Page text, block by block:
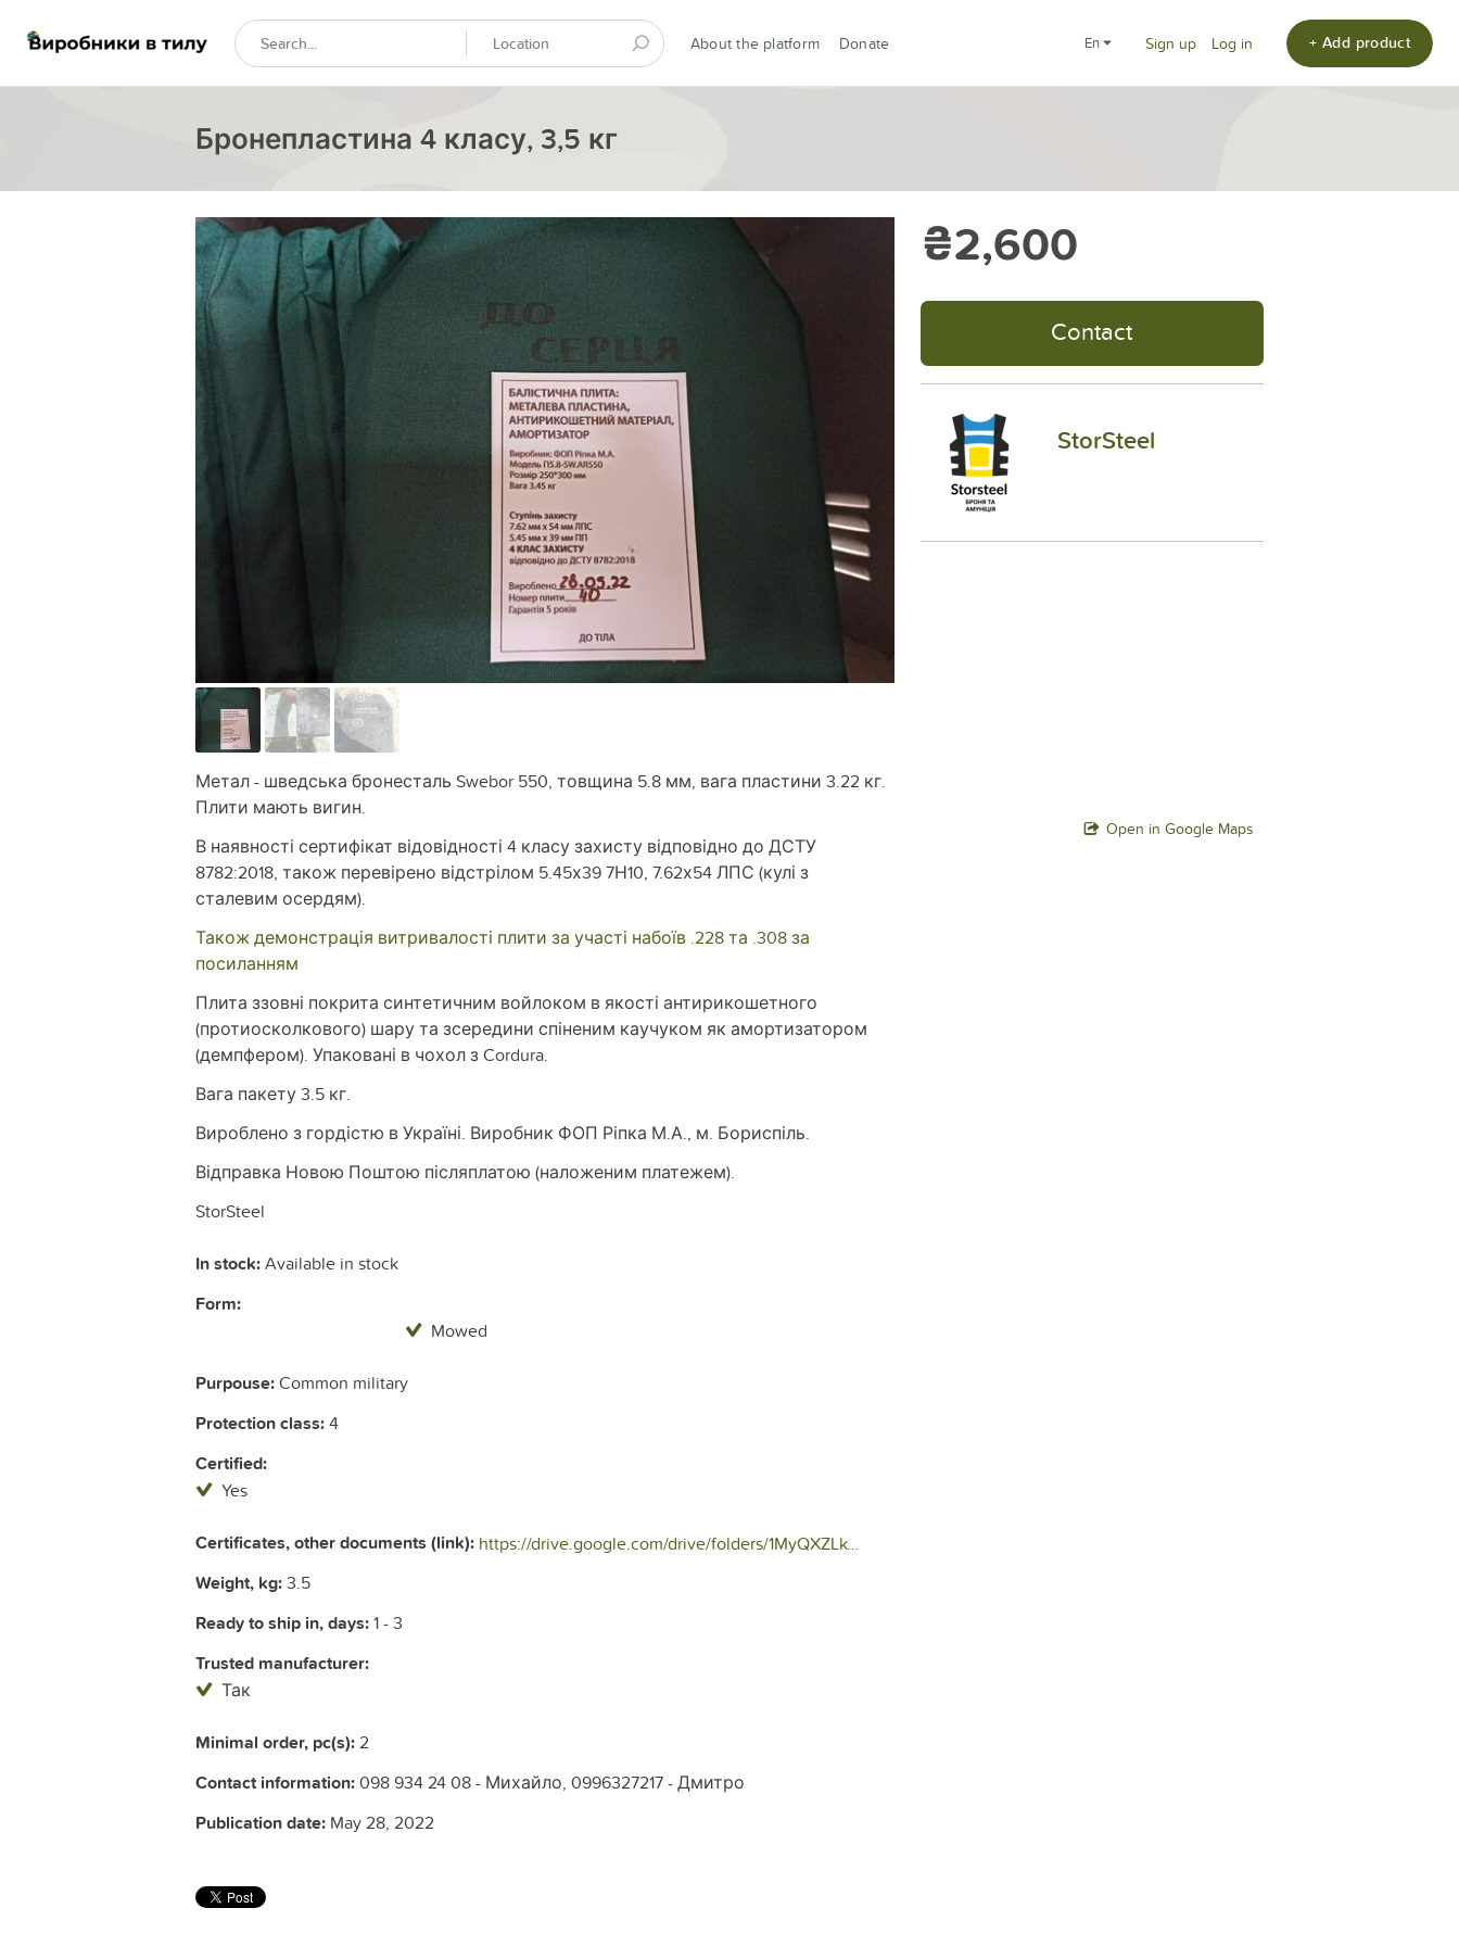
About the platform Donate en Sign up Log in + Add product
Бронепластина 4 класу, 3,5 кг
Метал - шведська бронесталь Swebor 550, товщина 5.8 мм, вага пластини 3.22 кг.
Плити мають вигин.
В наявності сертифікат відовідності 4 класу захисту відповідно до ДСТУ
8782:2018, також перевірено відстрілом 5.45х39 7Н10, 7.62х54 ЛПС (кулі з
сталевим осердям).
Також демонстрація витривалості плити за участі набоїв .228 та .308 за
посиланням
Плита ззовні покрита синтетичним войлоком в якості антирикошетного
(протиосколкового) шару та зсередини спіненим каучуком як амортизатором
(демпфером). Упаковані в чохол з Cordura.
Вага пакету 3.5 кг.
Вироблено з гордістю в Україні. Виробник ФОП Ріпка М.А., м. Бориспіль.
Відправка Новою Поштою післяплатою (наложеним платежем).
StorSteel
In stock:Available in stock
Form:
Mowed
Purpouse:Common military
Protection class:4
Certified:
Yes
Certificates, other documents (link): https://drive.google.com/drive/folders/1MyQXZLkTlDFbGIfqmw-GG6IpCVeNVma7
Weight, kg:3.5
Ready to ship in, days:1 - 3
Trusted manufacturer:
Так
Minimal order, pc(s):2
Contact information:098 934 24 08 - Михайло, 0996327217 - Дмитро
Publication date: May 28, 2022
₴2,600
Contact
StorSteel
Open in Google Maps